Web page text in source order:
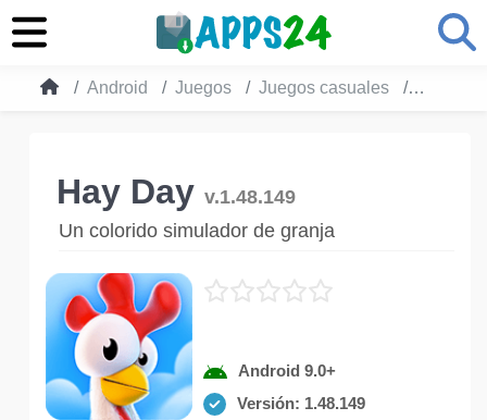
Android Juegos Juegos casuales Hay Day
Hay Day v.1.48.149
Un colorido simulador de granja
Android 9.0+
Versión: 1.48.149